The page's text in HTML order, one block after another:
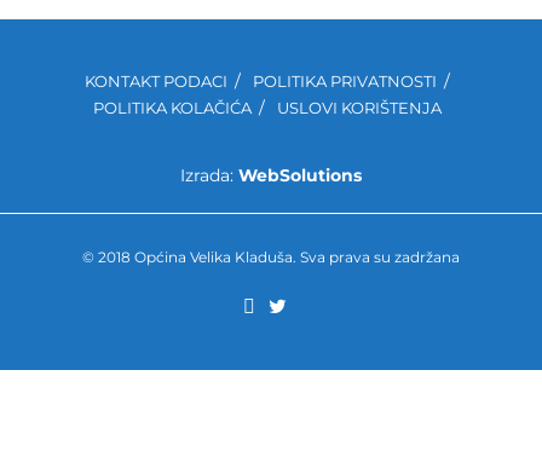
KONTAKT PODACI
POLITIKA PRIVATNOSTI
POLITIKA KOLAČIĆA
USLOVI KORIŠTENJA
Izrada: WebSolutions
© 2018 Općina Velika Kladuša. Sva prava su zadržana